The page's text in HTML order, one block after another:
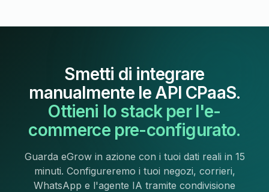
Smetti di integrare
manualmente le API CPaaS.
Ottieni lo stack per l'e-
commerce pre-configurato.
Guarda eGrow in azione con i tuoi dati reali in 15
minuti. Configureremo i tuoi negozi, corrieri,
WhatsApp e l'agente IA tramite condivisione